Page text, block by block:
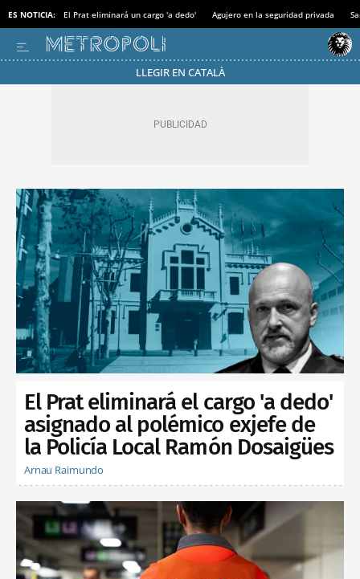
ES NOTICIA: El Prat eliminará un cargo 'a dedo' Agujero en la seguridad privada
LLEGIR EN CATALÀ
El Prat eliminará el cargo 'a dedo'
asignado al polémico exjefe de
la Policía Local Ramón Dosaigües
Arnau Raimundo